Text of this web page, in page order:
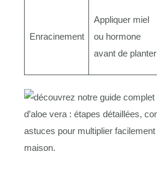
Enracinement
Appliquer miel
ou hormone
avant de planter